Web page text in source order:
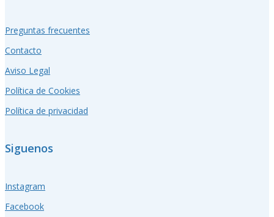
Preguntas frecuentes
Contacto
Aviso Legal
Política de Cookies
Política de privacidad
Siguenos
Instagram
Facebook